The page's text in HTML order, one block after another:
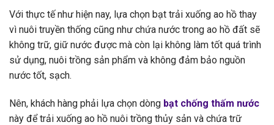
Với thực tế như hiện nay, lựa chọn bạt trải xuống ao hồ thay
vì nuôi truyền thống cũng như chứa nước trong ao hồ đất sẽ
không trữ, giữ nước được mà còn lại không làm tốt quá trình
sử dụng, nuôi trồng sản phẩm và không đảm bảo nguồn
nước tốt, sạch.
Nên, khách hàng phải lựa chọn dòng bạt chống thấm nước
này để trải xuống ao hồ nuôi trồng thủy sản và chứa trữ